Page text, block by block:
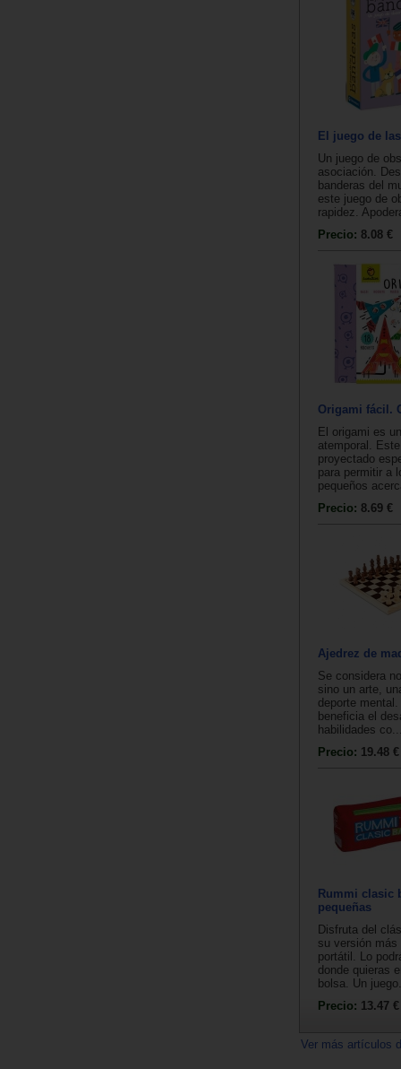
El juego de
Un juego de
asociación.
banderas del
este juego de
rapidez.
Precio: 8.08 €
Origami fácil.
El origami es
atemporal.
proyectado
para permitir a
pequeños
Precio: 8.69 €
Ajedrez de
Se considera
sino un arte,
deporte
beneficia el
habilidades
Precio: 19.48 €
Rummi clasic
pequeñas
Disfruta del
su versión
portátil. Lo
donde quieras
bolsa. Un
Precio: 13.47 €
Ver más artículos